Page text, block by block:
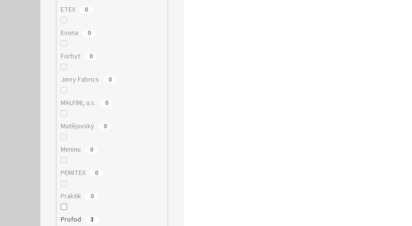
ETEX 0
Evona 0
Forbyt 0
Jerry Fabrics 0
MALFINI, a.s. 0
Matějovský 0
Miminu 0
PEMITEX 0
Praktik 0
Profod 3